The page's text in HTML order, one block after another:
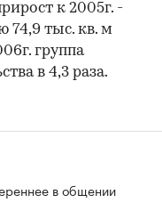
к 2005г. -
74,9 тыс. кв. м
группа
в 4,3 раза.
в общении